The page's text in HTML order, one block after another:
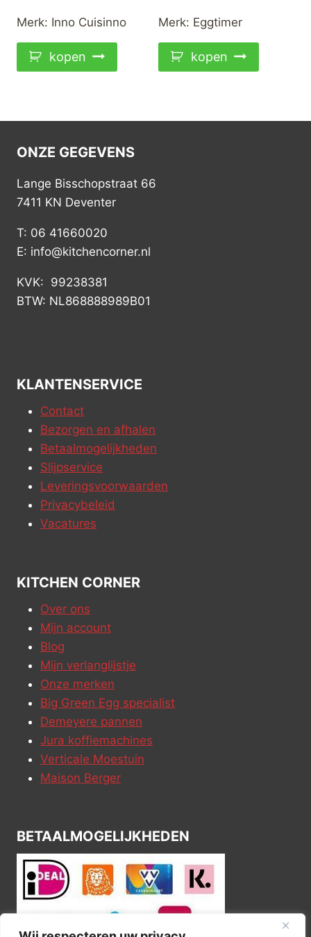
Merk: Inno Cuisinno
kopen
Merk: Eggtimer
kopen
ONZE GEGEVENS
Lange Bisschopstraat 66
7411 KN Deventer
T: 06 41660020
E: info@kitchencorner.nl
KVK: 99238381
BTW: NL868888989B01
KLANTENSERVICE
Contact
Bezorgen en afhalen
Betaalmogelijkheden
Slijpservice
Leveringsvoorwaarden
Privacybeleid
Vacatures
KITCHEN CORNER
Over ons
Mijn account
Blog
Mijn verlanglijstje
Onze merken
Big Green Egg specialist
Demeyere pannen
Jura koffiemachines
Verticale Moestuin
Maison Berger
BETAALMOGELIJKHEDEN